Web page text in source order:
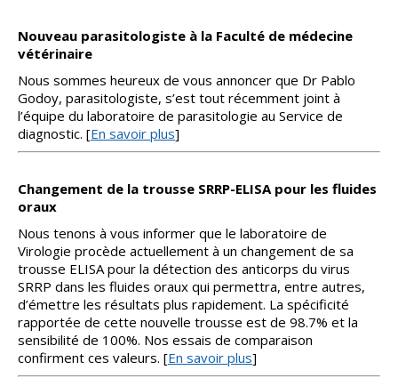
Nouveau parasitologiste à la Faculté de médecine
vétérinaire
Nous sommes heureux de vous annoncer que Dr Pablo
Godoy, parasitologiste, s’est tout récemment joint à
l’équipe du laboratoire de parasitologie au Service de
diagnostic. [En savoir plus]
Changement de la trousse SRRP-ELISA pour les fluides
oraux
Nous tenons à vous informer que le laboratoire de
Virologie procède actuellement à un changement de sa
trousse ELISA pour la détection des anticorps du virus
SRRP dans les fluides oraux qui permettra, entre autres,
d’émettre les résultats plus rapidement. La spécificité
rapportée de cette nouvelle trousse est de 98.7% et la
sensibilité de 100%. Nos essais de comparaison
confirment ces valeurs. [En savoir plus]